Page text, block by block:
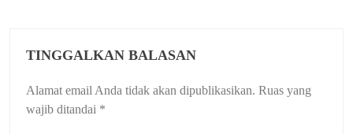
TINGGALKAN BALASAN
Alamat email Anda tidak akan dipublikasikan. Ruas yang
wajib ditandai *